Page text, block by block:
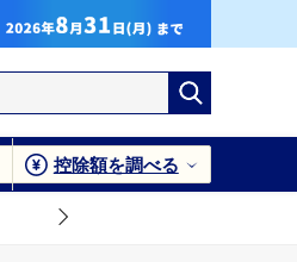
控除額を調べる